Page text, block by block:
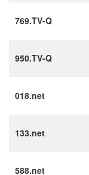
769.TV-Q
950.TV-Q
018.net
133.net
588.net